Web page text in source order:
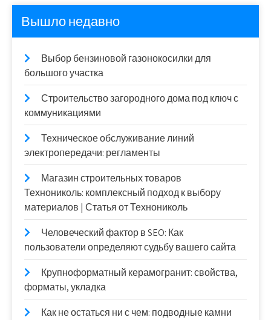
Вышло недавно
Выбор бензиновой газонокосилки для
большого участка
Строительство загородного дома под ключ с
коммуникациями
Техническое обслуживание линий
электропередачи: регламенты
Магазин строительных товаров
Технониколь: комплексный подход к выбору
материалов | Статья от Технониколь
Человеческий фактор в SEO: Как
пользователи определяют судьбу вашего сайта
Крупноформатный керамогранит: свойства,
форматы, укладка
Как не остаться ни с чем: подводные камни